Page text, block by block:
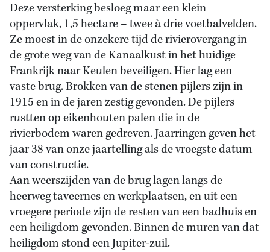
Deze versterking besloeg maar een klein
oppervlak, 1,5 hectare – twee à drie voetbalvelden.
Ze moest in de onzekere tijd de rivierovergang in
de grote weg van de Kanaalkust in het huidige
Frankrijk naar Keulen beveiligen. Hier lag een
vaste brug. Brokken van de stenen pijlers zijn in
1915 en in de jaren zestig gevonden. De pijlers
rustten op eikenhouten palen die in de
rivierbodem waren gedreven. Jaarringen geven het
jaar 38 van onze jaartelling als de vroegste datum
van constructie.
Aan weerszijden van de brug lagen langs de
heerweg taveernes en werkplaatsen, en uit een
vroegere periode zijn de resten van een badhuis en
een heiligdom gevonden. Binnen de muren van dat
heiligdom stond een Jupiter-zuil.